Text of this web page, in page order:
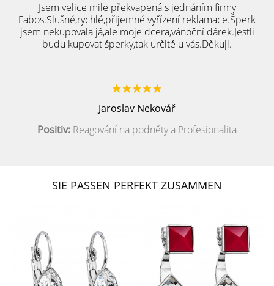
Jsem velice mile překvapená s jednáním firmy
Fabos.Slušné,rychlé,přijemné vyřízení reklamace.Šperk
jsem nekupovala já,ale moje dcera,vánoční dárek.Jestli
budu kupovat šperky,tak určitě u vás.Děkuji.
Jaroslav Nekovář
Positiv: Reagování na podněty a Profesionalita
SIE PASSEN PERFEKT ZUSAMMEN